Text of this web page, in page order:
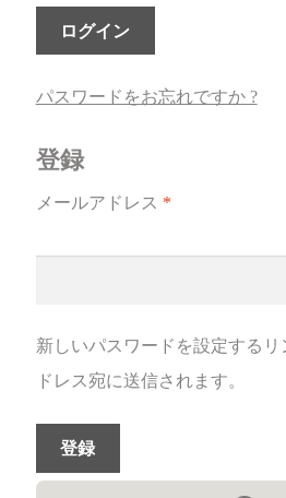
会員ページ
送料について
ログイン
パスワードをお忘れですか ?
登録
メールアドレス *
新しいパスワードを設定する
ドレス宛に送信されます。
登録